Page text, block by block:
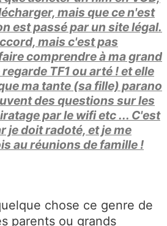
mais que ce n'est
est passé par un site légal.
mais c'est pas
comprendre à ma grand
TF1 ou arté ! et elle
ma tante (sa fille) parano
des questions sur les
par le wifi etc ... C'est
je doit radoté, et je me
au réunions de famille !
chose ce genre de
parents ou grands